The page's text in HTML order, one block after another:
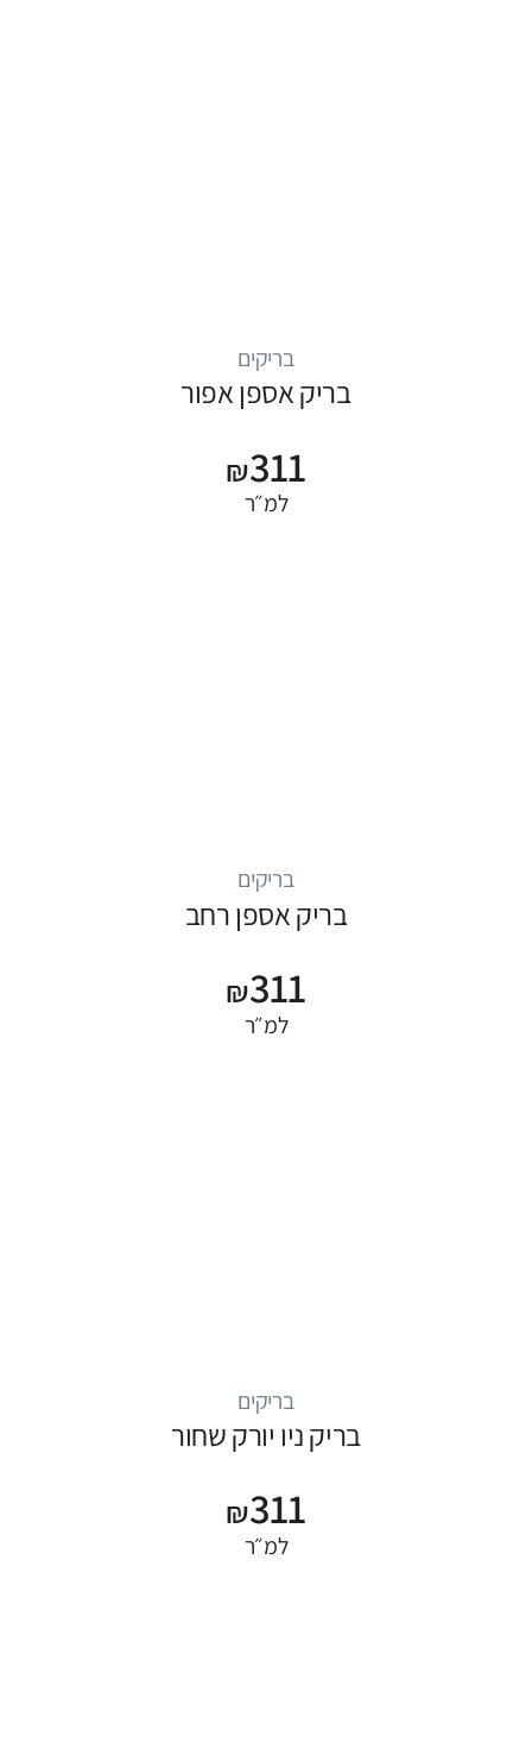
בריקים
בריק אספן אפור
₪311
למ״ר
בריקים
בריק אספן רחב
₪311
למ״ר
בריקים
בריק ניו יורק שחור
₪311
למ״ר